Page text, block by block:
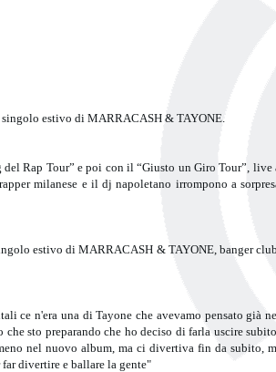
estivo di MARRACASH & TAYONE.
Rap Tour” e poi con il “Giusto un Giro Tour”, live
milanese e il dj napoletano irrompono a
estivo di MARRACASH & TAYONE, banger
ce n'era una di Tayone che avevamo pensato già
sto preparando che ho deciso di farla uscire
nel nuovo album, ma ci divertiva fin da subito,
divertire e ballare la gente"